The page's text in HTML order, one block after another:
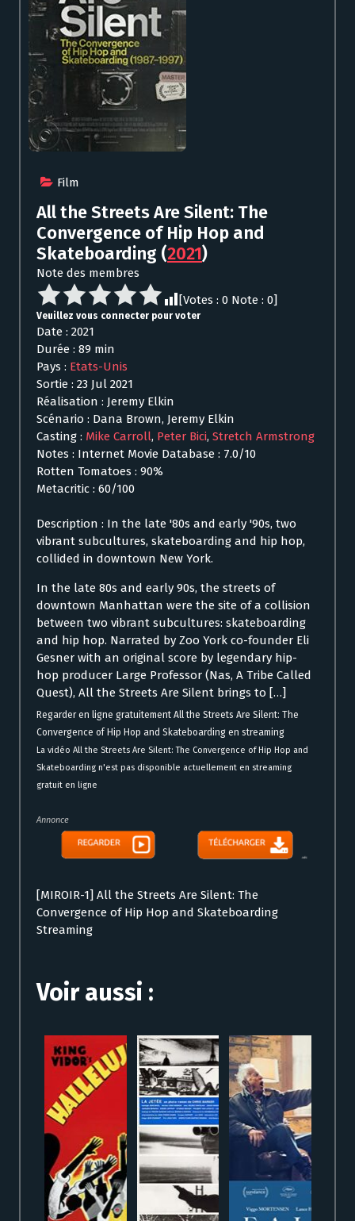
Film
All the Streets Are Silent: The
Convergence of Hip Hop and
Skateboarding (2021)
Note des membres
[Votes : 0 Note : 0]
Veuillez vous connecter pour voter
Date : 2021
Durée : 89 min
Pays : Etats-Unis
Sortie : 23 Jul 2021
Réalisation : Jeremy Elkin
Scénario : Dana Brown, Jeremy Elkin
Casting : Mike Carroll, Peter Bici, Stretch Armstrong
Notes : Internet Movie Database : 7.0/10
Rotten Tomatoes : 90%
Metacritic : 60/100
Description : In the late '80s and early '90s, two
vibrant subcultures, skateboarding and hip hop,
collided in downtown New York.
In the late 80s and early 90s, the streets of
downtown Manhattan were the site of a collision
between two vibrant subcultures: skateboarding
and hip hop. Narrated by Zoo York co-founder Eli
Gesner with an original score by legendary hip-
hop producer Large Professor (Nas, A Tribe Called
Quest), All the Streets Are Silent brings to […]
Regarder en ligne gratuitement All the Streets Are Silent: The
Convergence of Hip Hop and Skateboarding en streaming
La vidéo All the Streets Are Silent: The Convergence of Hip Hop and
Skateboarding n'est pas disponible actuellement en streaming
gratuit en ligne
Annonce
[MIROIR-1] All the Streets Are Silent: The
Convergence of Hip Hop and Skateboarding
Streaming
Voir aussi :